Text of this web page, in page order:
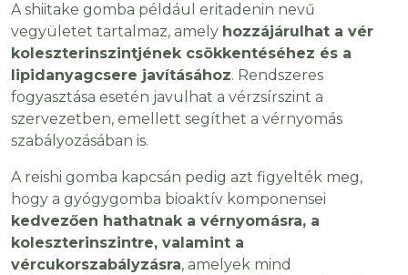
A shiitake gomba például eritadenin nevű
vegyületet tartalmaz, amely hozzájárulhat a vér
koleszterinszintjének csökkentéséhez és a
lipidanyagcsere javításához. Rendszeres
fogyasztása esetén javulhat a vérzsírszint a
szervezetben, emellett segíthet a vérnyomás
szabályozásában is.
A reishi gomba kapcsán pedig azt figyelték meg,
hogy a gyógygomba bioaktív komponensei
kedvezően hathatnak a vérnyomásra, a
koleszterinszintre, valamint a
vércukorszabályzásra, amelyek mind